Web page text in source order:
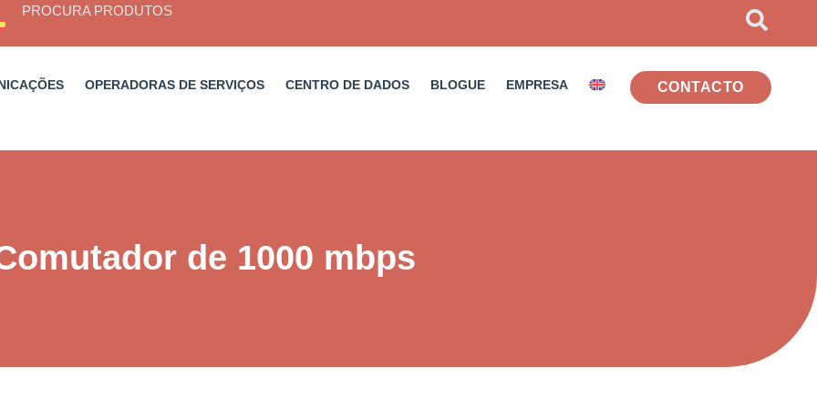
PROCURA PRODUTOS
OPERADORAS DE SERVIÇOS CENTRO DE DADOS BLOGUE EMPRESA CONTACTO
de 1000 mbps